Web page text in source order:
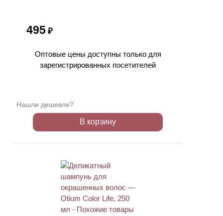
495 ₽
Оптовые цены доступны только для
зарегистрированных посетителей
Нашли дешевле?
В корзину